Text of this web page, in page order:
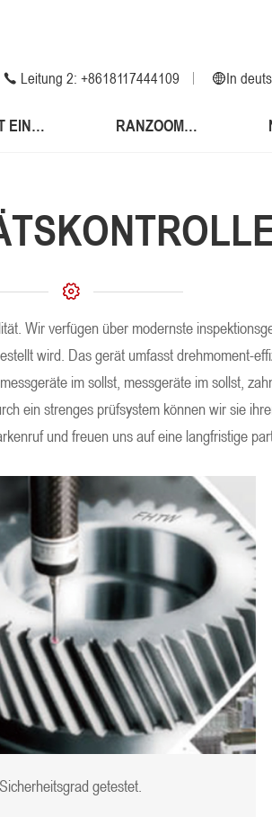
In
Auf arabisch!
vietnam
Die türkei.
Leitung 2: +8618117444109
ES IST EINE LÖSUNG.
RANZOOMEN.
Wir verfügen über modernste
wird. Das gerät umfasst drehmoment-
im sollst, messgeräte im sollst,
ein strenges prüfsystem können wir sie
und freuen uns auf eine langfristige
Sicherheitsgrad getestet.